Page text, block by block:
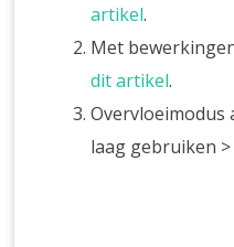
artikel.
Met
dit artikel.
Overvloeimodus
laag gebruiken >